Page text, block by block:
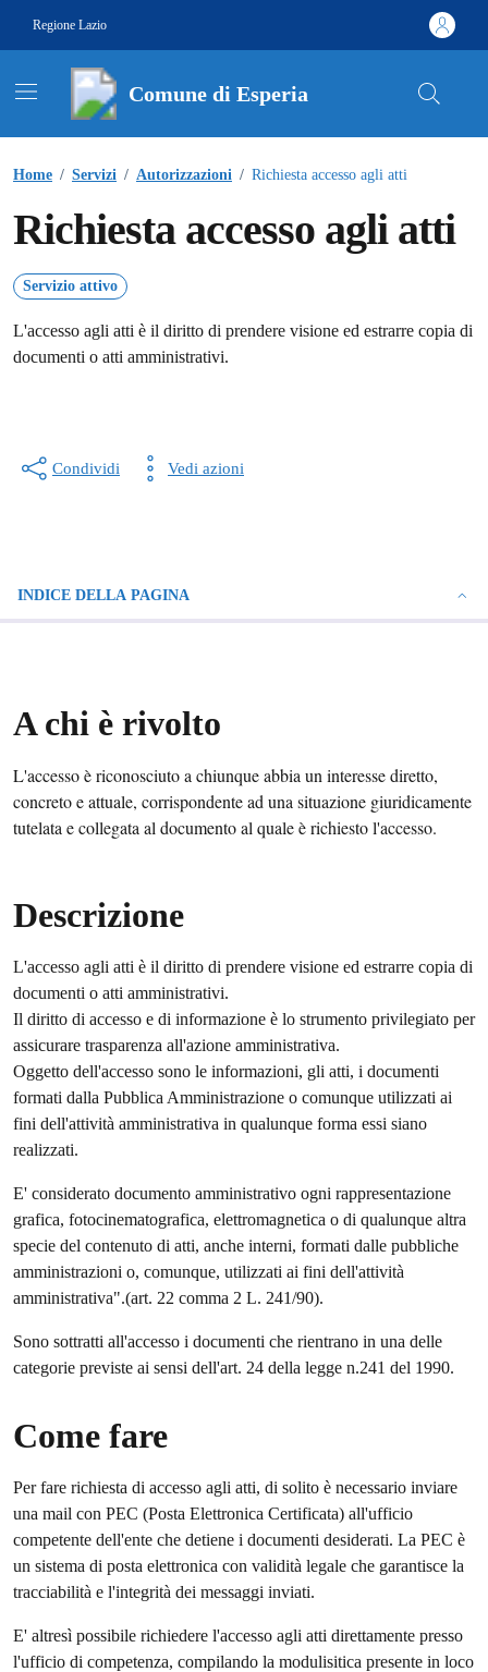
Regione Lazio
Comune di Esperia
Home / Servizi / Autorizzazioni / Richiesta accesso agli atti
Richiesta accesso agli atti
Servizio attivo
L'accesso agli atti è il diritto di prendere visione ed estrarre copia di
documenti o atti amministrativi.
Condividi Vedi azioni
INDICE DELLA PAGINA
A chi è rivolto
L'accesso è riconosciuto a chiunque abbia un interesse diretto,
concreto e attuale, corrispondente ad una situazione giuridicamente
tutelata e collegata al documento al quale è richiesto l'accesso.
Descrizione
L'accesso agli atti è il diritto di prendere visione ed estrarre copia di
documenti o atti amministrativi.
Il diritto di accesso e di informazione è lo strumento privilegiato per
assicurare trasparenza all'azione amministrativa.
Oggetto dell'accesso sono le informazioni, gli atti, i documenti
formati dalla Pubblica Amministrazione o comunque utilizzati ai
fini dell'attività amministrativa in qualunque forma essi siano
realizzati.
E' considerato documento amministrativo ogni rappresentazione
grafica, fotocinematografica, elettromagnetica o di qualunque altra
specie del contenuto di atti, anche interni, formati dalle pubbliche
amministrazioni o, comunque, utilizzati ai fini dell'attività
amministrativa".(art. 22 comma 2 L. 241/90).
Sono sottratti all'accesso i documenti che rientrano in una delle
categorie previste ai sensi dell'art. 24 della legge n.241 del 1990.
Come fare
Per fare richiesta di accesso agli atti, di solito è necessario inviare
una mail con PEC (Posta Elettronica Certificata) all'ufficio
competente dell'ente che detiene i documenti desiderati. La PEC è
un sistema di posta elettronica con validità legale che garantisce la
tracciabilità e l'integrità dei messaggi inviati.
E' altresì possibile richiedere l'accesso agli atti direttamente presso
l'ufficio di competenza, compilando la modulisitica presente in loco